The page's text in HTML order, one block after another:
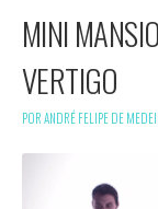
MINI
VERTIGO
POR ANDRÉ FELIPE DE